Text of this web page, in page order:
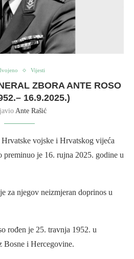
Vijesti
ZBORA ANTE ROSO
16.9.2025.)
Ante Rašić
vojske i Hrvatskog vijeća
preminuo je 16. rujna 2025. godine u
za njegov neizmjeran doprinos u
rođen je 25. travnja 1952. u
Bosne i Hercegovine.